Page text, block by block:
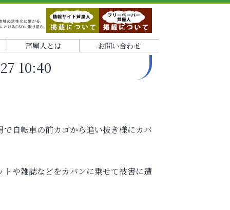
芦屋人とは お問い合わせ
10:40
自転車の前カゴから追い抜き様にカバ
や雑誌などをカバンに乗せて被害に遭